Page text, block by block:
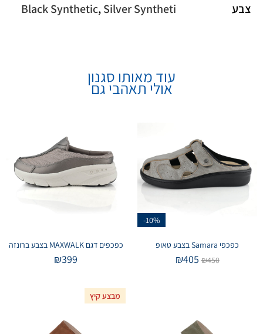
צבע
Black Synthetic,Silver Syntheti
עוד מאותו סגנון
אולי תאהבי גם
-10%
כפכפי Samara בצבע טאופ
₪450
₪405
כפכפים דגם MAXWALK בצבע ברונזה
₪399
מבצע קיץ